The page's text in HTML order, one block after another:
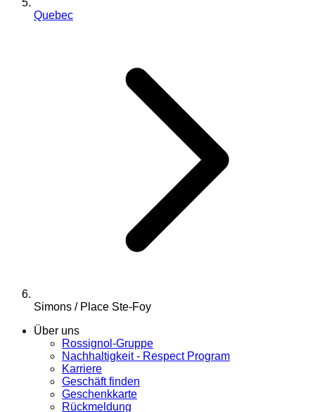
Quebec
Simons / Place Ste-Foy
Über uns
Rossignol-Gruppe
Nachhaltigkeit - Respect Program
Karriere
Geschäft finden
Geschenkkarte
Rückmeldung